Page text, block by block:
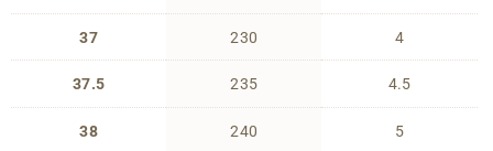
37
37.5
38
230
235
240
4
4.5
5